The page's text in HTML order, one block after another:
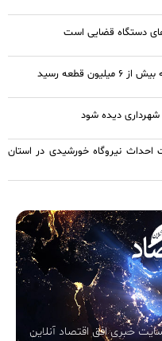
دستگاه قضایی است
قطعه رسید
دیده شود
ظرفیت احداث نیروگاه خورشیدی در استان
خبری افق اقتصاد آنلاین